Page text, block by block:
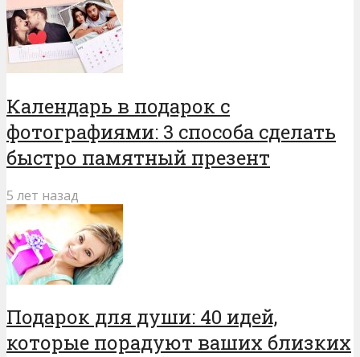
Календарь в подарок с
фотографиями: 3 способа сделать
быстро памятный презент
5 лет назад
Подарок для души: 40 идей,
которые порадуют ваших близких